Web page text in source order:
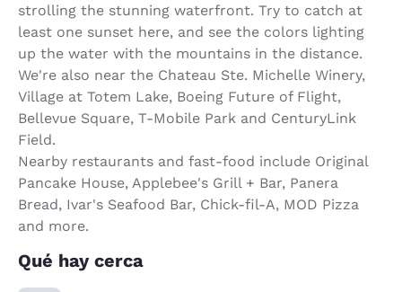
strolling the stunning waterfront. Try to catch at
least one sunset here, and see the colors lighting
up the water with the mountains in the distance.
We're also near the Chateau Ste. Michelle Winery,
Village at Totem Lake, Boeing Future of Flight,
Bellevue Square, T-Mobile Park and CenturyLink
Field.
Nearby restaurants and fast-food include Original
Pancake House, Applebee's Grill + Bar, Panera
Bread, Ivar's Seafood Bar, Chick-fil-A, MOD Pizza
and more.
Qué hay cerca